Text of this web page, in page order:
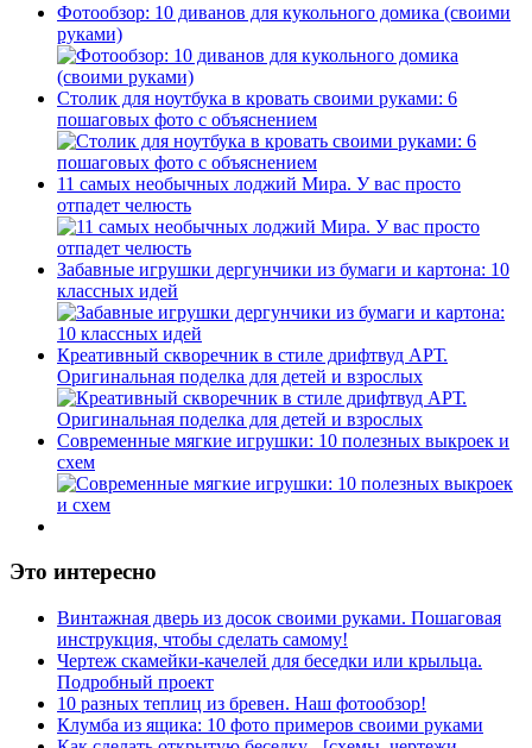
Фотообзор: 10 диванов для кукольного домика (своими
руками)
Столик для ноутбука в кровать своими руками: 6
пошаговых фото с объяснением
11 самых необычных лоджий Мира. У вас просто
отпадет челюсть
Забавные игрушки дергунчики из бумаги и картона: 10
классных идей
Креативный скворечник в стиле дрифтвуд АРТ.
Оригинальная поделка для детей и взрослых
Современные мягкие игрушки: 10 полезных выкроек и
схем
Это интересно
Винтажная дверь из досок своими руками. Пошаговая
инструкция, чтобы сделать самому!
Чертеж скамейки-качелей для беседки или крыльца.
Подробный проект
10 разных теплиц из бревен. Наш фотообзор!
Клумба из ящика: 10 фото примеров своими руками